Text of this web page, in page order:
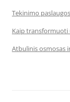
Tekinimo
Kaip transformuoti
Atbulinis osmosas